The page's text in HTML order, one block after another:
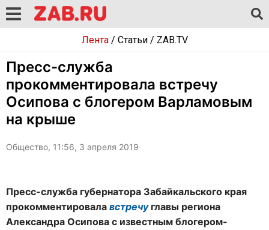
Лента/ Статьи/ ZAB.TV
Пресс-служба
прокомментировала встречу
Осипова с блогером Варламовым
на крыше
Общество, 11:56, 3 апреля 2019
Пресс-служба губернатора Забайкальского края
прокомментировала встречуглавы региона
Александра Осипова с известным блогером-